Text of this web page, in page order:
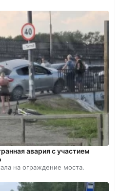
авария с участием
на ограждение моста.